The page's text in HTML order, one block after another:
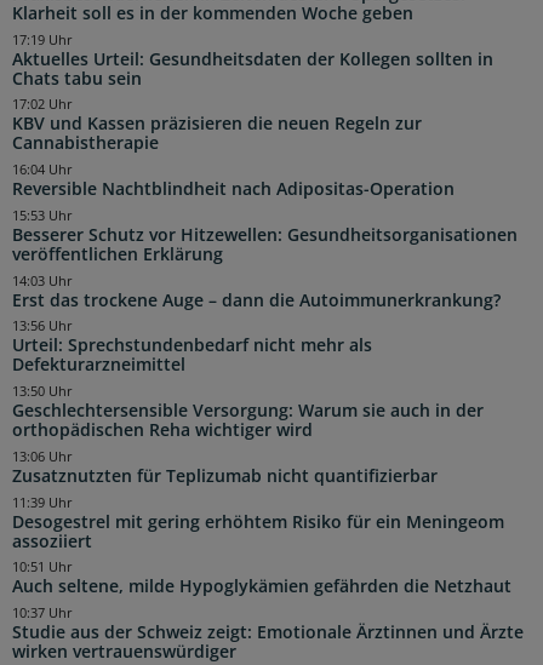
Klarheit soll es in der kommenden Woche geben
Aktuelles Urteil: Gesundheitsdaten der Kollegen sollten in
Chats tabu sein
17:19 Uhr
KBV und Kassen präzisieren die neuen Regeln zur
Cannabistherapie
17:02 Uhr
Reversible Nachtblindheit nach Adipositas-Operation
16:04 Uhr
Besserer Schutz vor Hitzewellen: Gesundheitsorganisationen
veröffentlichen Erklärung
15:53 Uhr
Erst das trockene Auge – dann die Autoimmunerkrankung?
14:03 Uhr
Urteil: Sprechstundenbedarf nicht mehr als
Defekturarzneimittel
13:56 Uhr
Geschlechtersensible Versorgung: Warum sie auch in der
orthopädischen Reha wichtiger wird
13:50 Uhr
Zusatznutzten für Teplizumab nicht quantifizierbar
13:06 Uhr
Desogestrel mit gering erhöhtem Risiko für ein Meningeom
assoziiert
11:39 Uhr
Auch seltene, milde Hypoglykämien gefährden die Netzhaut
10:51 Uhr
Studie aus der Schweiz zeigt: Emotionale Ärztinnen und Ärzte
wirken vertrauenswürdiger
10:37 Uhr